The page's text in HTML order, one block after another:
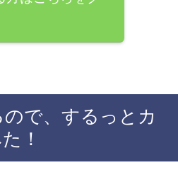
で、するっとカ
！